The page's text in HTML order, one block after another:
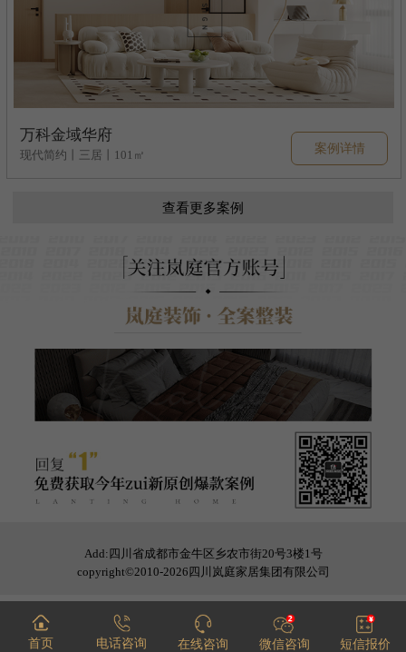
万科金域华府
现代简约丨三居丨101㎡ 案例详情
查看更多案例
Add:四川省成都市金牛区乡农市街20号3楼1号
copyright©2010-2026四川岚庭家居集团有限公司
首页 电话咨询 在线咨询 微信咨询 短信报价